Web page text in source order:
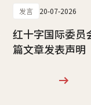
发言 20-07-2026
红十字国际委员
篇文章发表声明